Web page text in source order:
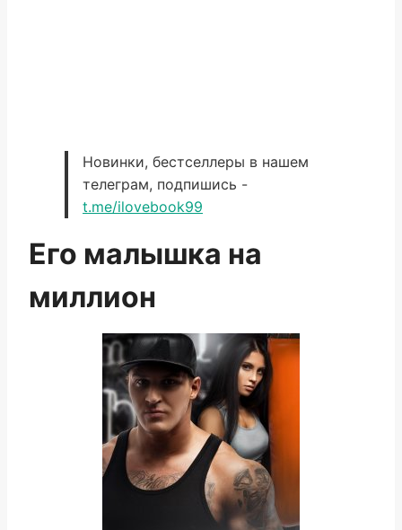
Новинки, бестселлеры в нашем
телеграм, подпишись -
t.me/ilovebook99
Его малышка на
миллион